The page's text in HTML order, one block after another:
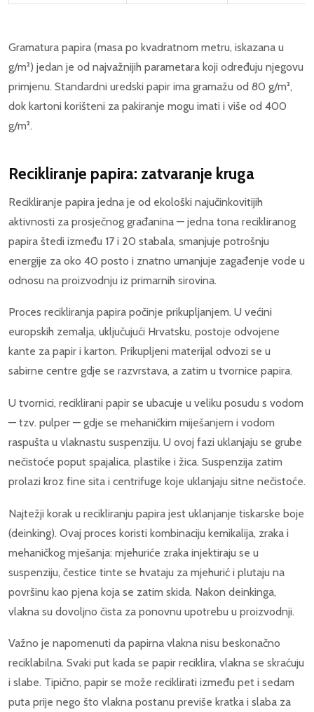
Gramatura papira (masa po kvadratnom metru, iskazana u
g/m²) jedan je od najvažnijih parametara koji određuju njegovu
primjenu. Standardni uredski papir ima gramažu od 80 g/m²,
dok kartoni korišteni za pakiranje mogu imati i više od 400
g/m².
Recikliranje papira: zatvaranje kruga
Recikliranje papira jedna je od ekološki najučinkovitijih
aktivnosti za prosječnog građanina — jedna tona recikliranog
papira štedi između 17 i 20 stabala, smanjuje potrošnju
energije za oko 40 posto i znatno umanjuje zagađenje vode u
odnosu na proizvodnju iz primarnih sirovina.
Proces recikliranja papira počinje prikupljanjem. U većini
europskih zemalja, uključujući Hrvatsku, postoje odvojene
kante za papir i karton. Prikupljeni materijal odvozi se u
sabirne centre gdje se razvrstava, a zatim u tvornice papira.
U tvornici, reciklirani papir se ubacuje u veliku posudu s vodom
— tzv. pulper — gdje se mehaničkim miješanjem i vodom
raspušta u vlaknastu suspenziju. U ovoj fazi uklanjaju se grube
nečistoće poput spajalica, plastike i žica. Suspenzija zatim
prolazi kroz fine sita i centrifuge koje uklanjaju sitne nečistoće.
Najtežji korak u recikliranju papira jest uklanjanje tiskarske boje
(deinking). Ovaj proces koristi kombinaciju kemikalija, zraka i
mehaničkog mješanja: mjehuriće zraka injektiraju se u
suspenziju, čestice tinte se hvataju za mjehurić i plutaju na
površinu kao pjena koja se zatim skida. Nakon deinkinga,
vlakna su dovoljno čista za ponovnu upotrebu u proizvodnji.
Važno je napomenuti da papirna vlakna nisu beskonačno
reciklabilna. Svaki put kada se papir reciklira, vlakna se skraćuju
i slabe. Tipično, papir se može reciklirati između pet i sedam
puta prije nego što vlakna postanu previše kratka i slaba za